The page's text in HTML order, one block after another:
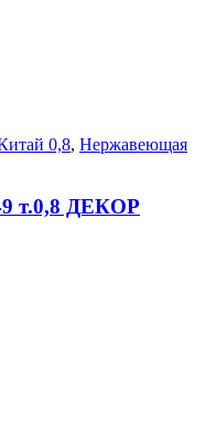
0,8, Нержавеющая
т.0,8 ДЕКОР